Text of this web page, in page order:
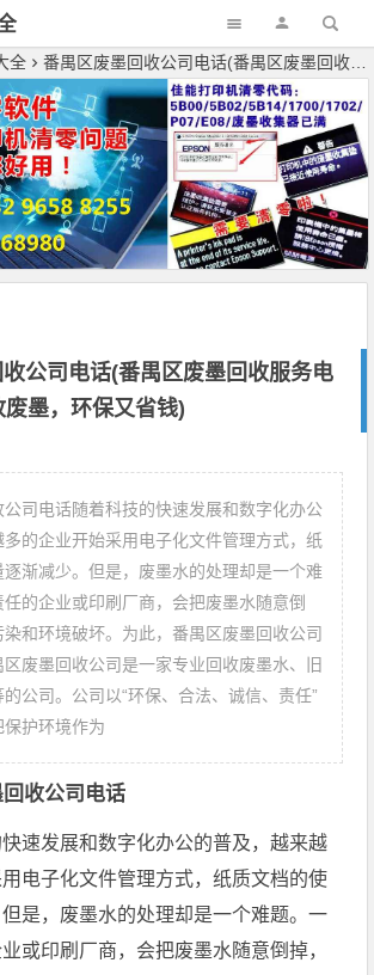
全 番禺区废墨回收公司电话(番禺区废墨回收服务电话 – 高价回收废墨，环保又省钱)
公司电话(番禺区废墨回收服务电
墨，环保又省钱)
公司电话随着科技的快速发展和数字化办公
多的企业开始采用电子化文件管理方式，纸
渐减少。但是，废墨水的处理却是一个难
的企业或印刷厂商，会把废墨水随意倒
和环境破坏。为此，番禺区废墨回收公司
废墨回收公司是一家专业回收废墨水、旧
公司。公司以“环保、合法、诚信、责任”
护环境作为
收公司电话
速发展和数字化办公的普及，越来越
电子化文件管理方式，纸质文档的使
是，废墨水的处理却是一个难题。一
或印刷厂商，会把废墨水随意倒掉，